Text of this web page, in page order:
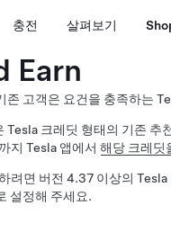
충전 살펴보기
Earn
존 고객은 요건을 충족하는
Tesla 크레딧 형태의 기존 추
지 Tesla 앱에서 해당 크레딧
려면 버전 4.37 이상의
설정해 주세요.